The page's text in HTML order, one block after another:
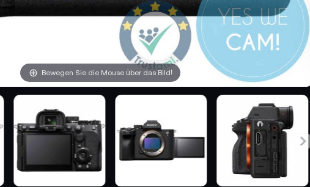
Bewegen Sie die Mouse über das Bild!